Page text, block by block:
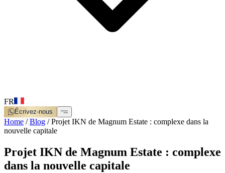
FR
Écrivez-nous
Home /Blog /Projet IKN de Magnum Estate : complexe dans la
nouvelle capitale
Projet IKN de Magnum Estate : complexe
dans la nouvelle capitale